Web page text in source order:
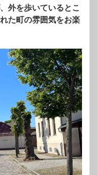
外を歩いているとこ
た町の雰囲気をお楽